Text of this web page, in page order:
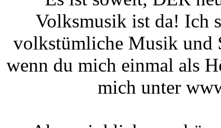
Volksmusik ist da! Ich
volkstümliche Musik und
wenn du mich einmal als
mich unter